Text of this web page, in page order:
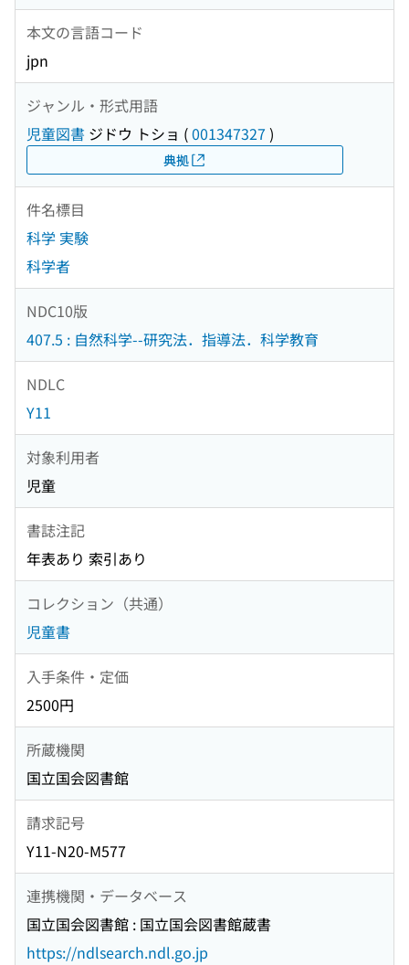
本文の言語コード
jpn
ジャンル・形式用語
児童図書 ジドウ トショ (001347327 )
典拠
件名標目
科学 実験
科学者
NDC10版
407.5 : 自然科学--研究法．指導法．科学教育
NDLC
Y11
対象利用者
児童
書誌注記
年表あり 索引あり
コレクション（共通）
児童書
入手条件・定価
2500円
所蔵機関
国立国会図書館
請求記号
Y11-N20-M577
連携機関・データベース
国立国会図書館 : 国立国会図書館蔵書
https://ndlsearch.ndl.go.jp